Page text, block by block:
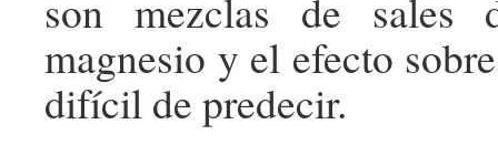
son mezclas de sales
magnesio y el efecto
difícil de predecir.